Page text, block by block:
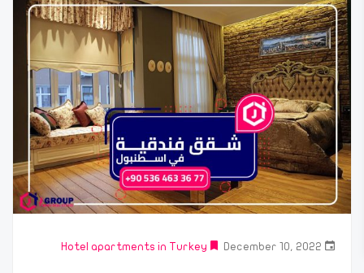
December 10, 2022
Hotel apartments in Turkey